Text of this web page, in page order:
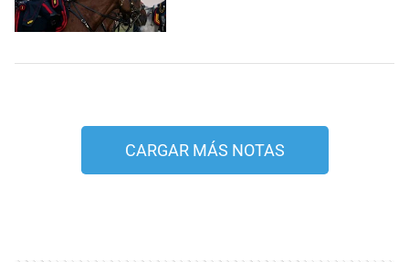
CARGAR MÁS NOTAS